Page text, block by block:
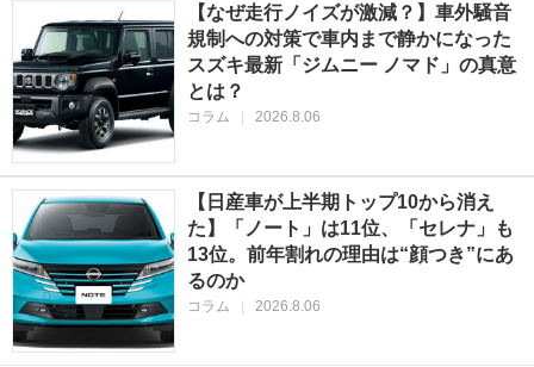
【なぜ走行ノイズが激減？】車外騒音
規制への対策で車内まで静かになった
スズキ最新「ジムニー ノマド」の真意
とは？
コラム 2026.8.06
【日産車が上半期トップ10から消え
た】「ノート」は11位、「セレナ」も
13位。前年割れの理由は“顔つき”にあ
るのか
コラム 2026.8.06